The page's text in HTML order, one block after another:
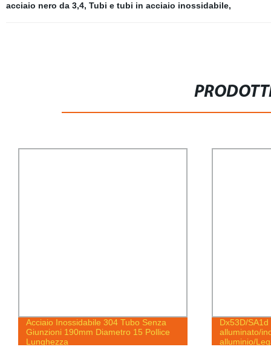
acciaio nero da 3,4, Tubi e tubi in acciaio inossidabile,
Acciaio Inossidabile 304 Tubo Senza
Giunzioni 190mm Diametro 15 Pollice
Lunghezza
Dx53D/
alluminato/
alluminio/